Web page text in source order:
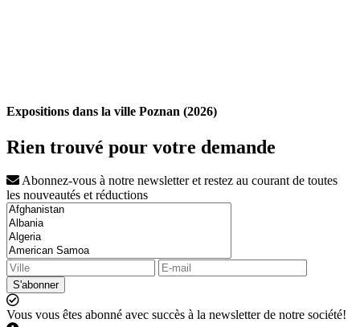
Expositions dans la ville Poznan (2026)
Rien trouvé pour votre demande
Abonnez-vous à notre newsletter et restez au courant de toutes
les nouveautés et réductions
S'abonner
Vous vous êtes abonné avec succès à la newsletter de notre société!